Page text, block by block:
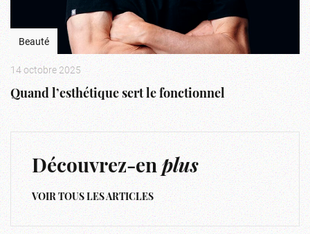
Beauté
14 octobre 2025
Quand l’esthétique sert le fonctionnel
Découvrez-enplus
VOIR TOUS LES ARTICLES